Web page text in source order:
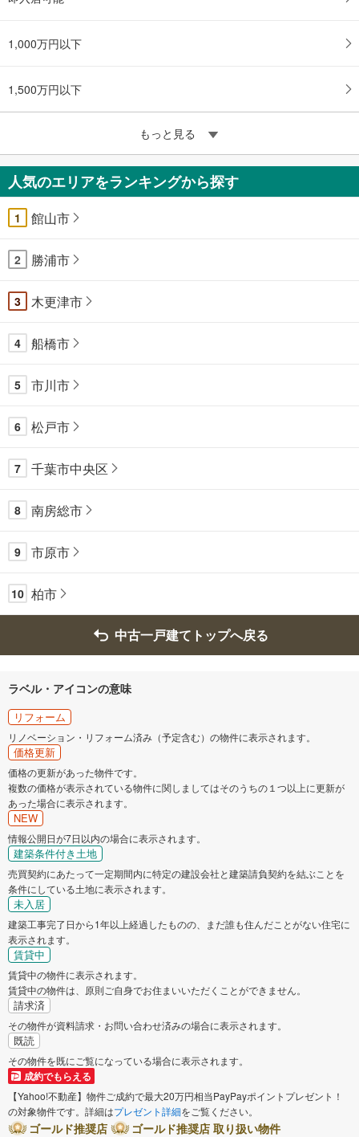
1,000万円以下
1,500万円以下
もっと見る
人気のエリアをランキングから探す
1 館山市
2 勝浦市
3 木更津市
4 船橋市
5 市川市
6 松戸市
7 千葉市中央区
8 南房総市
9 市原市
10 柏市
中古一戸建てトップへ戻る
ラベル・アイコンの意味
リフォーム
リノベーション・リフォーム済み（予定含む）の物件に表示されます。
価格更新
価格の更新があった物件です。
複数の価格が表示されている物件に関しましてはそのうちの１つ以上に更新が
あった場合に表示されます。
NEW
情報公開日が7日以内の場合に表示されます。
建築条件付き土地
売買契約にあたって一定期間内に特定の建設会社と建築請負契約を結ぶことを
条件にしている土地に表示されます。
未入居
建築工事完了日から1年以上経過したものの、まだ誰も住んだことがない住宅に
表示されます。
賃貸中
賃貸中の物件に表示されます。
賃貸中の物件は、原則ご自身でお住まいいただくことができません。
請求済
その物件が資料請求・お問い合わせ済みの場合に表示されます。
既読
その物件を既にご覧になっている場合に表示されます。
成約でもらえる
【Yahoo!不動産】物件ご成約で最大20万円相当PayPayポイントプレゼント！
の対象物件です。詳細はプレゼント詳細をご覧ください。
ゴールド推奨店
ゴールド推奨店 取り扱い物件